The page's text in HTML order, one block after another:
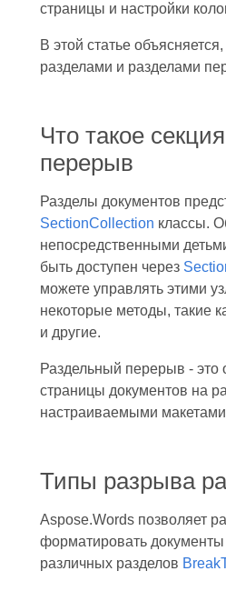
страницы и настройки
В этой статье
разделами и разделами
Что такое
перерыв
Разделы документов
SectionCollection классы.
непосредственными
быть доступен через
можете управлять этими
некоторые методы, такие
и другие.
Раздельный перерыв - это
страницы документов на
настраиваемыми
Типы разрыва
Aspose.Words позволяет
форматировать
различных разделов